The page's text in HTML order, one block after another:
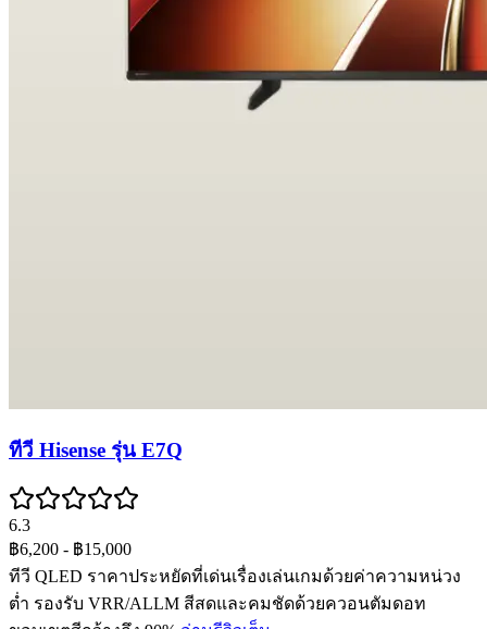
ทีวี Hisense รุ่น E7Q
6.3
฿6,200 - ฿15,000
ทีวี QLED ราคาประหยัดที่เด่นเรื่องเล่นเกมด้วยค่าความหน่วง
ต่ำ รองรับ VRR/ALLM สีสดและคมชัดด้วยควอนตัมดอท